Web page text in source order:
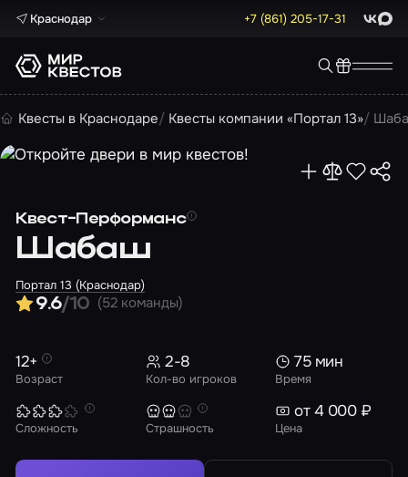
Краснодар +7 (861) 205-17-31 Max
Квесты в Краснодаре Квесты компании «Портал 13»
Квест-Перформанс
Шабаш
Портал 13 (Краснодар)
9.6/10 (52 команды)
Возраст
12+
Кол-во игроков
2-8
Время
75 мин
Сложность Страшность Цена
от 4 000 ₽